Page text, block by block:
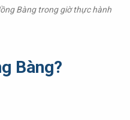
Bàng trong giờ thực hành
Bàng?